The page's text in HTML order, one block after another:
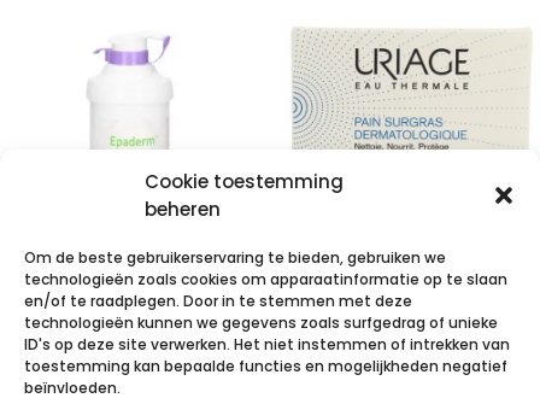
Cookie toestemming
beheren
Om de beste gebruikerservaring te bieden, gebruiken we
technologieën zoals cookies om apparaatinformatie op te slaan
en/of te raadplegen. Door in te stemmen met deze
technologieën kunnen we gegevens zoals surfgedrag of unieke
ID's op deze site verwerken. Het niet instemmen of intrekken van
toestemming kan bepaalde functies en mogelijkheden negatief
beïnvloeden.
Epaderm
Creme 500g
99400824
Uriage
Thermale
Wasstuk